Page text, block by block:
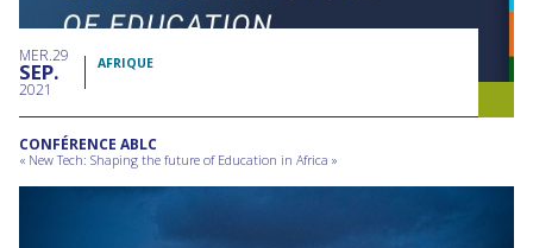
MER 29
SEP
2021
AFRIQUE
CONFÉRENCE ABLC
« New Tech: Shaping the future of Education in Africa »